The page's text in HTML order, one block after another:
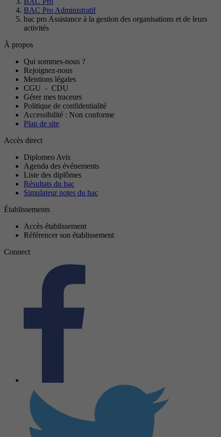
BAC Pro Administratif
bac pro Assistance à la gestion des organisations et de leurs
activités
À propos
Qui sommes-nous ?
Rejoignez-nous
Mentions légales
CGU - CDU
Gérer mes traceurs
Politique de confidentialité
Accessibilité : Non conforme
Plan de site
Accès direct
Diplomeo Avis
Agenda des événements
Liste des diplômes
Résultats du bac
Simulateur notes du bac
Établissements
Accès établissement
Référencer son établissement
Connect